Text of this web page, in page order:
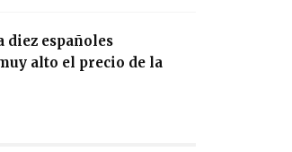
diez españoles
alto el precio de la